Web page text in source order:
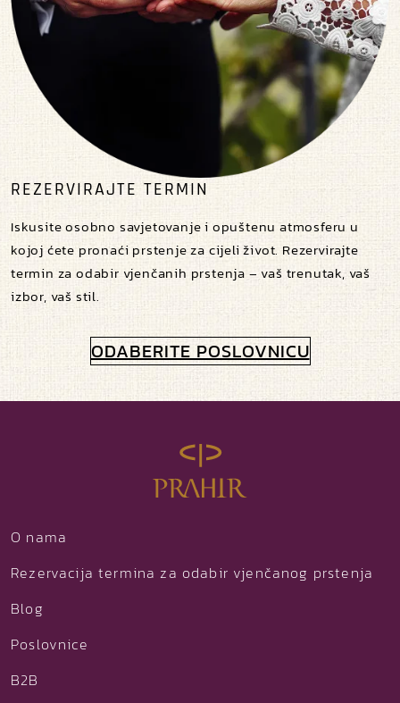
REZERVIRAJTE TERMIN
Iskusite osobno savjetovanje i opuštenu atmosferu u
kojoj ćete pronaći prstenje za cijeli život. Rezervirajte
termin za odabir vjenčanih prstenja – vaš trenutak, vaš
izbor, vaš stil.
ODABERITE POSLOVNICU
O nama
Rezervacija termina za odabir vjenčanog prstenja
Blog
Poslovnice
B2B